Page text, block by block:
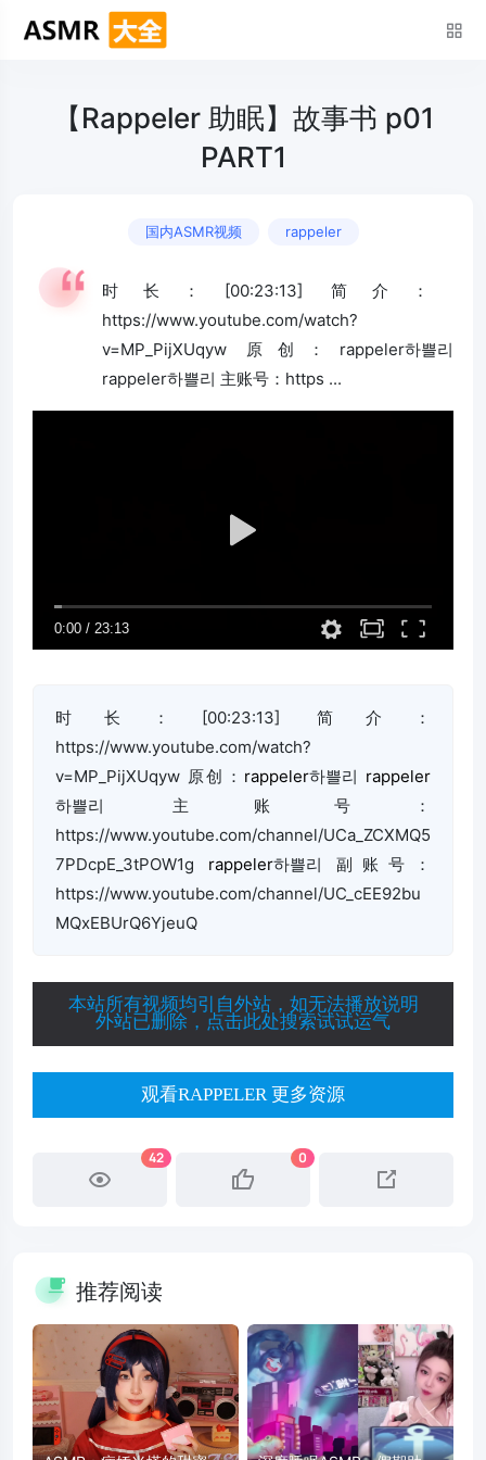
【Rappeler 助眠】故事书 p01
PART1
国内ASMR视频 rappeler
时长：[00:23:13] 简介：
https://www.youtube.com/watch?
v=MP_PijXUqyw 原创：rappeler하쁠리
rappeler하쁠리 主账号：https ...
时长：[00:23:13] 简介：
https://www.youtube.com/watch?
v=MP_PijXUqyw 原创： rappeler하쁠리 rappeler
하쁠리 主账号：
https://www.youtube.com/channel/UCa_ZCXMQ5
7PDcpE_3tPOW1g rappeler하쁠리 副账号：
https://www.youtube.com/channel/UC_cEE92bu
MQxEBUrQ6YjeuQ
本站所有视频均引自外站，如无法播放说明
外站已删除，点击此处搜索试试运气
观看RAPPELER 更多资源
42 0
推荐阅读